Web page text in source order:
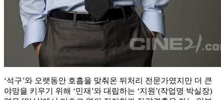
‘석구’와 오랫동안 호흡을 맞춰온 뒤처리 전문가였지만 더 큰
야망을 키우기 위해 ‘민재’와 대립하는 ‘지원’(작업명 박실장)